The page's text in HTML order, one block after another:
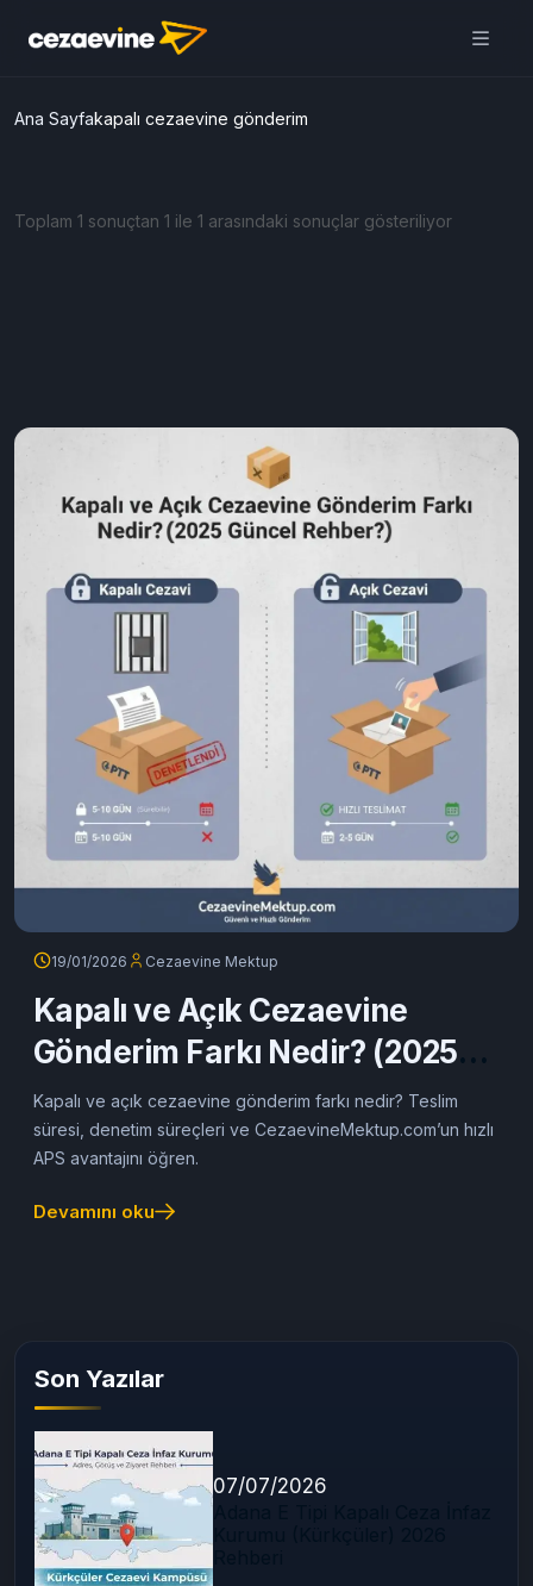
Ana Sayfakapalı cezaevine gönderim
Toplam 1 sonuçtan 1 ile 1 arasındaki sonuçlar gösteriliyor
19/01/2026 Cezaevine Mektup
Kapalı ve Açık Cezaevine
Gönderim Farkı Nedir? (2025
Güncel Rehber)
Kapalı ve açık cezaevine gönderim farkı nedir? Teslim
süresi, denetim süreçleri ve CezaevineMektup.com’un hızlı
APS avantajını öğren.
Devamını oku
Son Yazılar
07/07/2026